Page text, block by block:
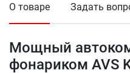
О товаре Задать
Мощный
фонариком AVS